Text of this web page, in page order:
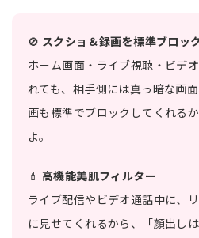
🚫 スクショ＆録画を標準ブロッ
ホーム画面・ライブ視聴・ビデ
れても、相手側には真っ暗な画
画も標準でブロックしてくれる
よ。
💄 高機能美肌フィルター
ライブ配信やビデオ通話中に、
に見せてくれるから、「顔出し